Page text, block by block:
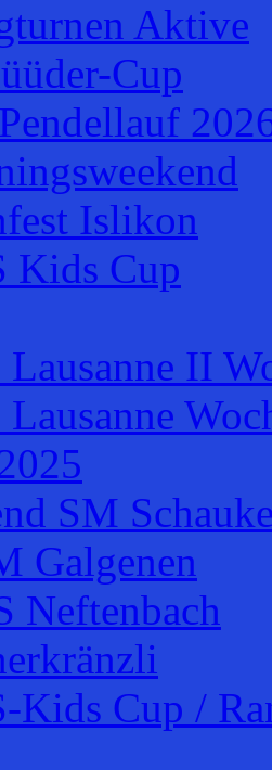
Aktive
Cup
Islikon
Kids Cup
II
SM
Galgenen
Neftenbach
Kids Cup /